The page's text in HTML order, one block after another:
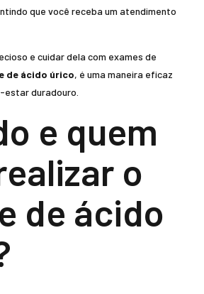
que você receba um atendimento
e cuidar dela com exames de
de ácido úrico, é uma maneira eficaz
estar duradouro.
e quem
o
de ácido